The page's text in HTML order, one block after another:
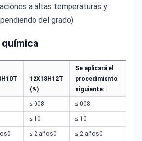
a altas temperaturas y
del grado)
12X18H12T
(%)
Se aplicará el
procedimiento
siguiente:
≤ 008 ≤ 008
≤ 10 ≤ 10
≤ 2 años0 ≤ 2 años0